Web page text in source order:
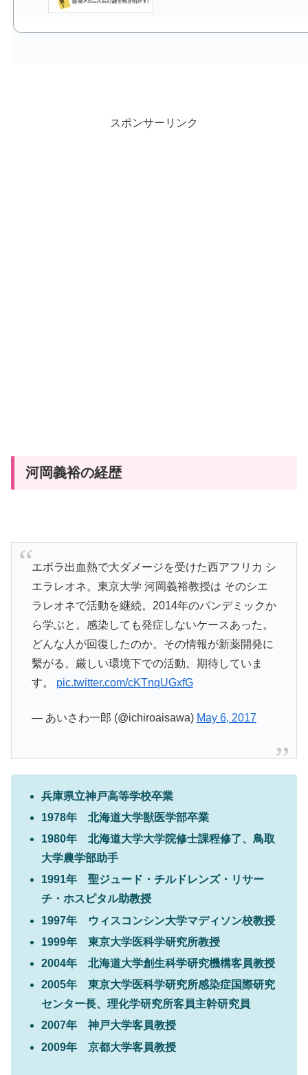
スポンサーリンク
河岡義裕の経歴
エボラ出血熱で大ダメージを受けた西アフリカ シ
エラレオネ。東京大学 河岡義裕教授は そのシエ
ラレオネで活動を継続。2014年のパンデミックか
ら学ぶと。感染しても発症しないケースあった。
どんな人が回復したのか。その情報が新薬開発に
繫がる。厳しい環境下での活動。期待していま
す。 pic.twitter.com/cKTnqUGxfG
— あいさわ一郎 (@ichiroaisawa) May 6, 2017
兵庫県立神戸高等学校卒業
1978年 北海道大学獣医学部卒業
1980年 北海道大学大学院修士課程修了、鳥取
大学農学部助手
1991年 聖ジュード・チルドレンズ・リサー
チ・ホスピタル助教授
1997年 ウィスコンシン大学マディソン校教授
1999年 東京大学医科学研究所教授
2004年 北海道大学創生科学研究機構客員教授
2005年 東京大学医科学研究所感染症国際研究
センター長、理化学研究所客員主幹研究員
2007年 神戸大学客員教授
2009年 京都大学客員教授